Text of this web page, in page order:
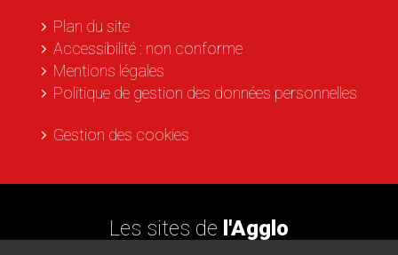
Plan du site
Accessibilité : non conforme
Mentions légales
Politique de gestion des données personnelles
Gestion des cookies
Les sites de l'Agglo